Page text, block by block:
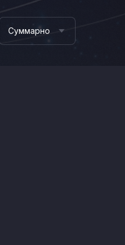
Суммарно